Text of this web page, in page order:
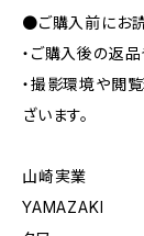
●ご購入前にお
・ご購入後の返
・撮影環境や閲
ざいます。
山崎実業
YAMAZAKI